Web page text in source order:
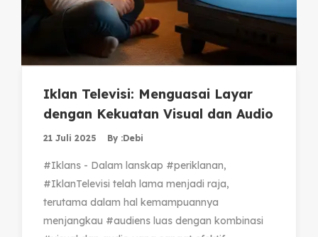
Iklan Televisi: Menguasai Layar
dengan Kekuatan Visual dan Audio
21 Juli 2025 By :Debi
#Iklans - Dalam lanskap #periklanan,
#IklanTelevisi telah lama menjadi raja,
terutama dalam hal kemampuannya
menjangkau #audiens luas dengan kombinasi